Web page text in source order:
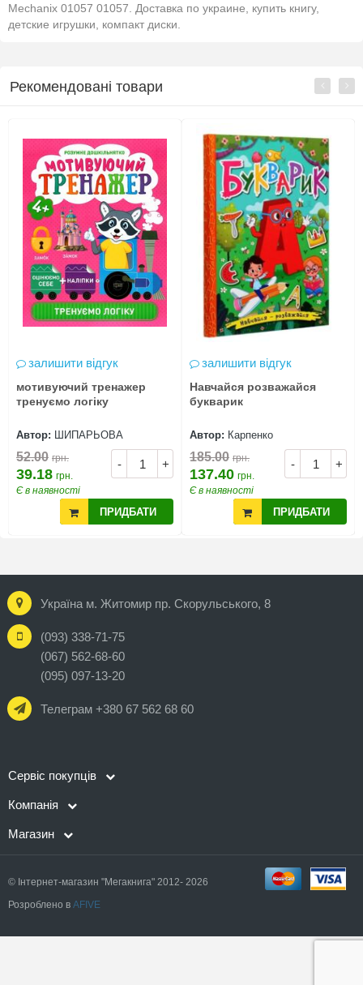
Mechanix 01057 01057. Доставка по украине, купить книгу,
детские игрушки, компакт диски.
Рекомендовані товари
залишити відгук
мотивуючий тренажер
тренуємо логіку
Автор: ШИПАРЬОВА
- +
52.00 грн.
39.18 грн.
Є в наявності
ПРИДБАТИ
залишити відгук
Навчайся розважайся
букварик
Автор: Карпенко
- +
185.00 грн.
137.40 грн.
Є в наявності
ПРИДБАТИ
Україна м. Житомир пр. Скорульського, 8
(093) 338-71-75
(067) 562-68-60
(095) 097-13-20
Телеграм +380 67 562 68 60
Сервіс покупців
Компанія
Магазин
© Інтернет-магазин "Мегакнига" 2012- 2026
Розроблено в AFIVE